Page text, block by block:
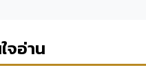
จอ่าน